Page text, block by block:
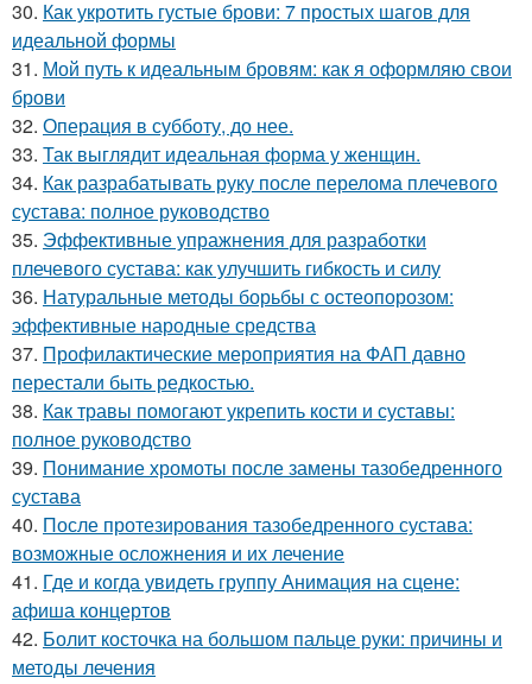
30. Как укротить густые брови: 7 простых шагов для
идеальной формы
31. Мой путь к идеальным бровям: как я оформляю свои
брови
32. Операция в субботу, до нее.
33. Так выглядит идеальная форма у женщин.
34. Как разрабатывать руку после перелома плечевого
сустава: полное руководство
35. Эффективные упражнения для разработки
плечевого сустава: как улучшить гибкость и силу
36. Натуральные методы борьбы с остеопорозом:
эффективные народные средства
37. Профилактические мероприятия на ФАП давно
перестали быть редкостью.
38. Как травы помогают укрепить кости и суставы:
полное руководство
39. Понимание хромоты после замены тазобедренного
сустава
40. После протезирования тазобедренного сустава:
возможные осложнения и их лечение
41. Где и когда увидеть группу Анимация на сцене:
афиша концертов
42. Болит косточка на большом пальце руки: причины и
методы лечения